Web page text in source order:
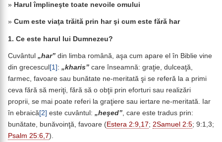
» Harul împlineşte toate nevoile omului
» Cum este viaţa trăită prin har şi cum este fără har
1. Ce este harul lui Dumnezeu?
Cuvântul „har” din limba română, aşa cum apare el în Biblie vine
din grecescul [1] : „kharis” care înseamnă: graţie, dulceaţă,
farmec, favoare sau bunătate ne-meritată şi se referă la a primi
ceva fără să meriţi, fără să o obţii prin eforturi sau realizări
proprii, se mai poate referi la graţiere sau iertare ne-meritată. Iar
în ebraică[2] este cuvântul: „heşed”, care este tradus prin:
bunătate, bunăvoinţă, favoare (Estera 2:9,17; 2Samuel 2:5; 9:1,3;
Psalm 25:6,7).